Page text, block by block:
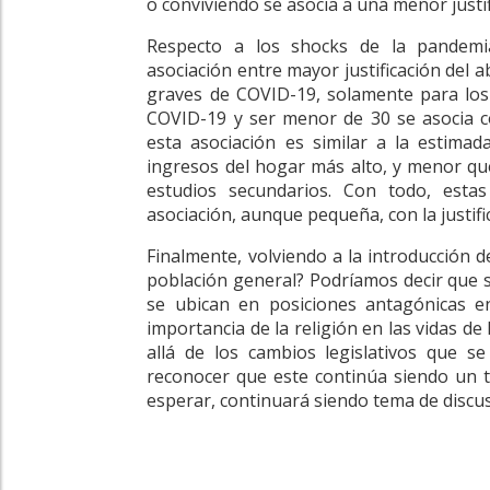
Respecto a los shocks de la
asociación entre mayor justificación del
graves de COVID-19, solamente para
COVID-19 y ser menor de 30 se
esta asociación es similar a la
ingresos del hogar más alto, y menor
estudios secundarios. Con todo,
asociación, aunque pequeña, con la
Finalmente, volviendo a la introducción
población general? Podríamos decir
se ubican en posiciones antagónicas
importancia de la religión en las vidas
allá de los cambios legislativos que
reconocer que este continúa siendo un
esperar, continuará siendo tema de